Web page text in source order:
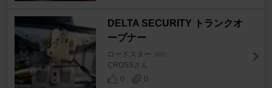
DELTA SECURITY トランクオ
ープナー
ロードスター [NB]
CROSSさん
0
0